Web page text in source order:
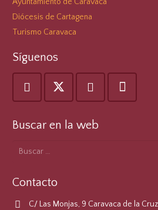
Diócesis de Cartagena
Turismo Caravaca
Síguenos
Buscar en la web
Buscar:
Contacto
C/ Las Monjas, 9 Caravaca de la